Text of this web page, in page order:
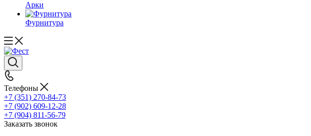
Арки
Фурнитура
Телефоны
+7 (351) 270-84-73
+7 (902) 609-12-28
+7 (904) 811-56-79
Заказать звонок